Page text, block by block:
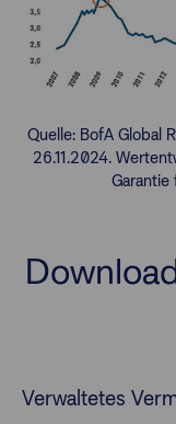
Quelle: BofA Global
26.11.2024.
Garantie
Verwaltetes